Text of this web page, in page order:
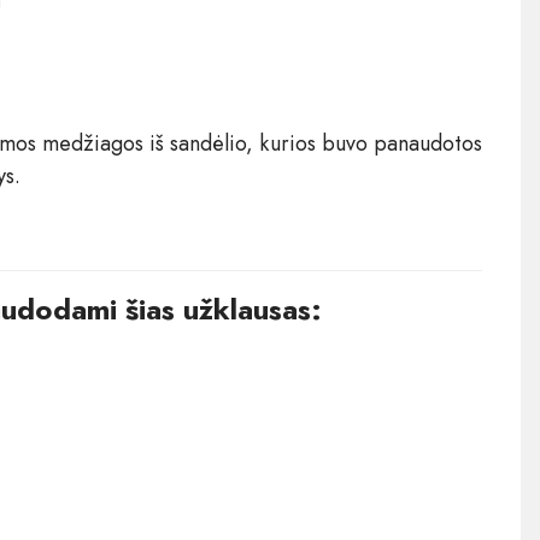
medžiagos iš sandėlio, kurios buvo panaudotos
šias užklausas: